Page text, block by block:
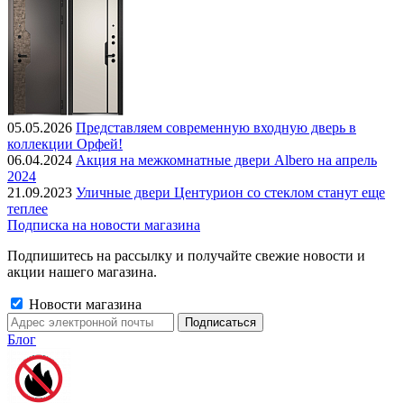
05.05.2026 Представляем современную входную дверь в
коллекции Орфей!
06.04.2024 Акция на межкомнатные двери Albero на апрель
2024
21.09.2023 Уличные двери Центурион со стеклом станут еще
теплее
Подписка на новости магазина
Подпишитесь на рассылку и получайте свежие новости и
акции нашего магазина.
Новости магазина
Блог